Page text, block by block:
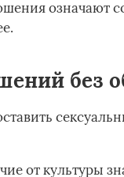
означают
без
от культуры